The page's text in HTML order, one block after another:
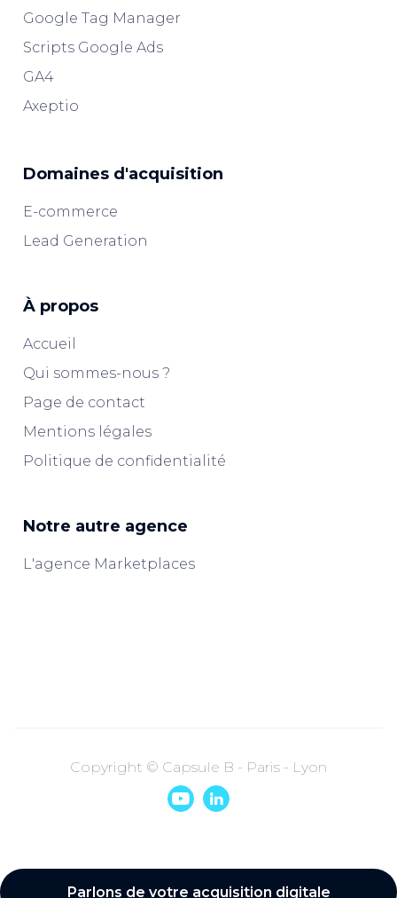
Google Tag Manager
Scripts Google Ads
GA4
Axeptio
Domaines d'acquisition
E-commerce
Lead Generation
À propos
Accueil
Qui sommes-nous ?
Page de contact
Mentions légales
Politique de confidentialité
Notre autre agence
L'agence Marketplaces
Copyright © Capsule B - Paris - Lyon
 
Parlons de votre acquisition digitale